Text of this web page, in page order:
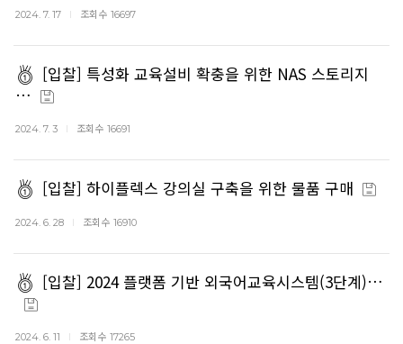
2024. 7. 17 조회수 16697
[입찰] 특성화 교육설비 확충을 위한 NAS 스토리지
…
2024. 7. 3 조회수 16691
[입찰] 하이플렉스 강의실 구축을 위한 물품 구매
2024. 6. 28 조회수 16910
[입찰] 2024 플랫폼 기반 외국어교육시스템(3단계)…
2024. 6. 11 조회수 17265